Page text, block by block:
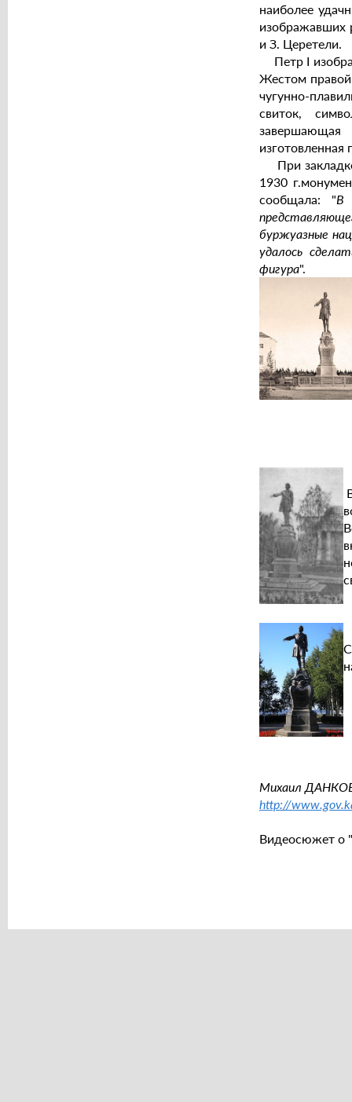
наиболее
изображавших
и З. Церетели.
Петр I
Жестом правой
чугунно-
свиток,
завершающая
изготовленная
При
1930
сообщала: "В
буржуазные
удалось
фигура".
Михаил
http://
Видеосюжет о